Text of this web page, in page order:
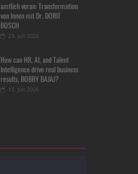
amtlich voran: Transformation
von Innen mit Dr. DORIT
BOSCH
23. Juli 2026
How can HR, AI, and Talent
Intelligence drive real business
results, BOBBY BAJAJ?
17. Juli 2026